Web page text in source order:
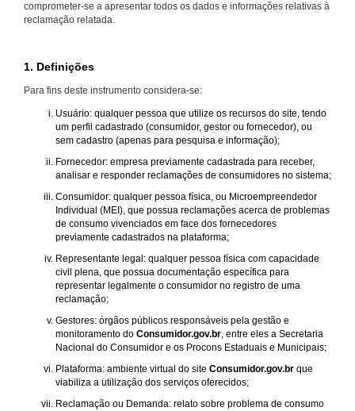
comprometer-se a apresentar todos os dados e informações relativas à
reclamação relatada.
1. Definições
Para fins deste instrumento considera-se:
Usuário: qualquer pessoa que utilize os recursos do site, tendo
um perfil cadastrado (consumidor, gestor ou fornecedor), ou
sem cadastro (apenas para pesquisa e informação);
Fornecedor: empresa previamente cadastrada para receber,
analisar e responder reclamações de consumidores no sistema;
Consumidor: qualquer pessoa física, ou Microempreendedor
Individual (MEI), que possua reclamações acerca de problemas
de consumo vivenciados em face dos fornecedores
previamente cadastrados na plataforma;
Representante legal: qualquer pessoa física com capacidade
civil plena, que possua documentação específica para
representar legalmente o consumidor no registro de uma
reclamação;
Gestores: órgãos públicos responsáveis pela gestão e
monitoramento do Consumidor.gov.br, entre eles a Secretaria
Nacional do Consumidor e os Procons Estaduais e Municipais;
Plataforma: ambiente virtual do site Consumidor.gov.br que
viabiliza a utilização dos serviços oferecidos;
Reclamação ou Demanda: relato sobre problema de consumo